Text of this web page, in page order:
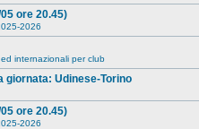
ore 20.45)
2026
internazionali per club
giornata: Udinese-Torino
ore 20.45)
2026